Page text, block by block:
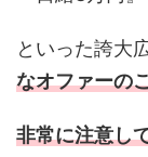
といった誇大
なオファーの
非常に注意し